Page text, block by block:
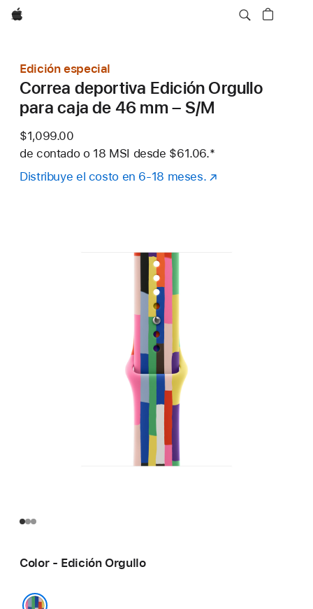
Apple
Edición especial
Correa deportiva Edición Orgullo
para caja de 46 mm – S/M
$1,099.00
de contado o 18 MSI desde $61.06.Nota al pie
*
Distribuye el costo en 6-18 meses.
Color - Edición Orgullo